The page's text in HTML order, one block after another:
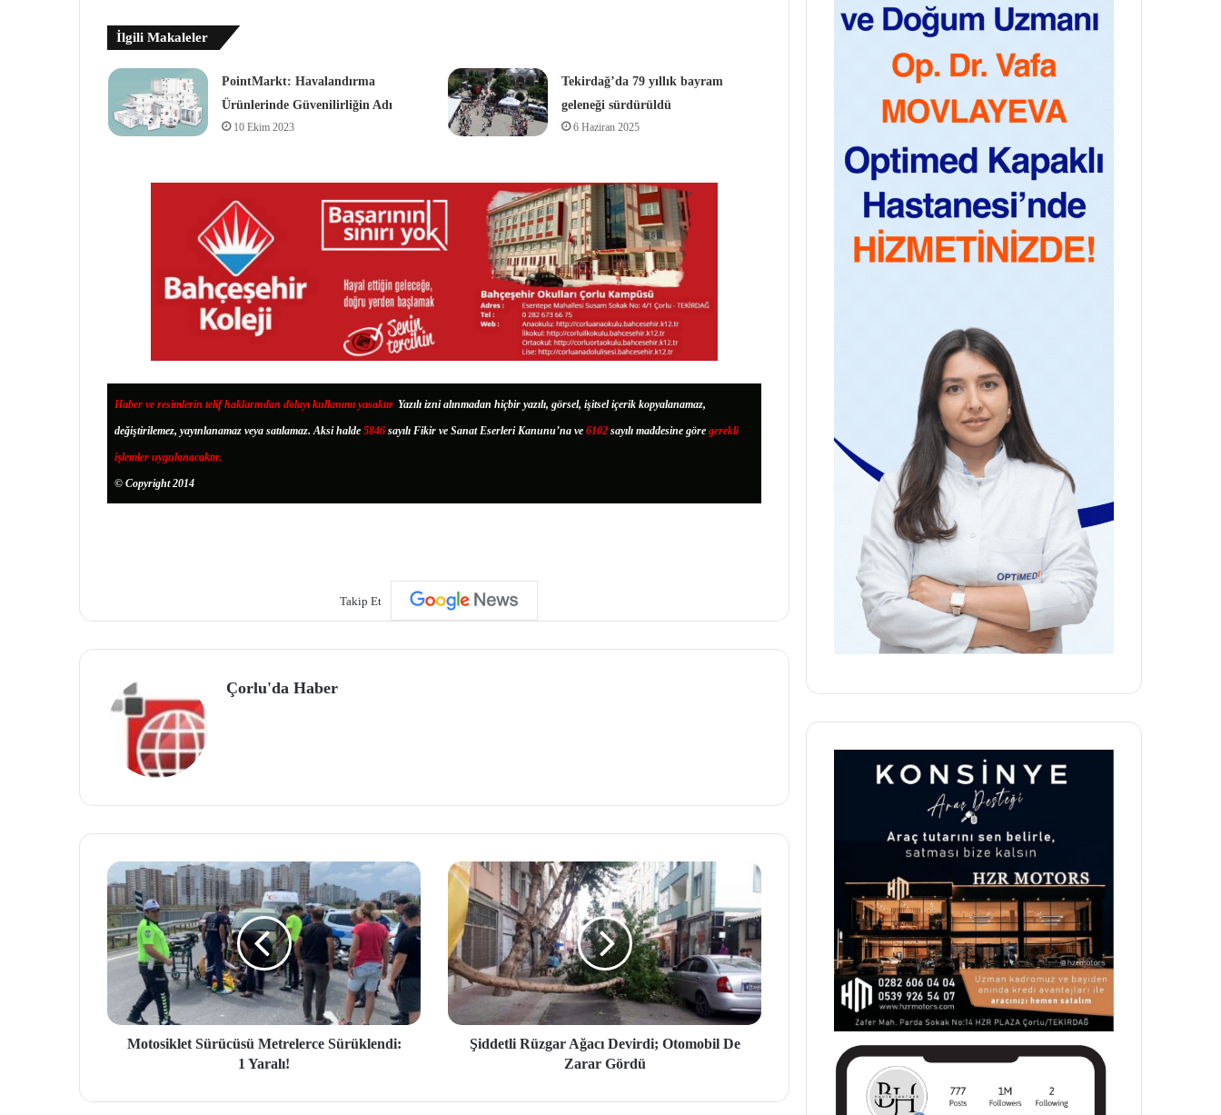
İlgili Makaleler
PointMarkt: Havalandırma
Ürünlerinde Güvenilirliğin Adı
10 Ekim 2023
Tekirdağ’da 79 yıllık bayram
geleneği sürdürüldü
6 Haziran 2025
Haber ve resimlerin telif haklarından dolayı kullanımı yasaktır. Yazılı izni alınmadan hiçbir yazılı, görsel, işitsel içerik kopyalanamaz,
değiştirilemez, yayınlanamaz veya satılamaz. Aksi halde 5846 sayılı Fikir ve Sanat Eserleri Kanunu’na ve 6102 sayılı maddesine göre gerekli
işlemler uygulanacaktır.
© Copyright 2014
Takip Et
Çorlu'da Haber
Motosiklet Sürücüsü Metrelerce Sürüklendi:
1 Yaralı!
Şiddetli Rüzgar Ağacı Devirdi; Otomobil De
Zarar Gördü